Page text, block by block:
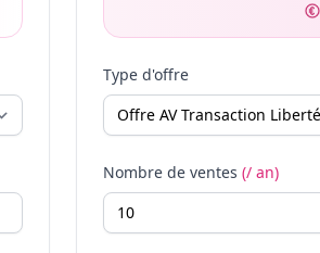
Type d'offre
Nombre de ventes (/ an)